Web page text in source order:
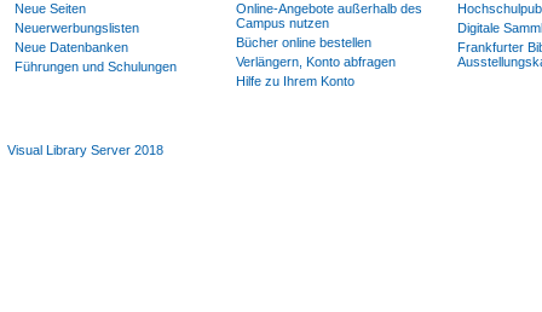
Neue Seiten
Neuerwerbungslisten
Neue Datenbanken
Führungen und Schulungen
Online-Angebote außerhalb des
Campus nutzen
Bücher online bestellen
Verlängern, Konto abfragen
Hilfe zu Ihrem Konto
Digitale
Frankfurter
Visual Library Server 2018